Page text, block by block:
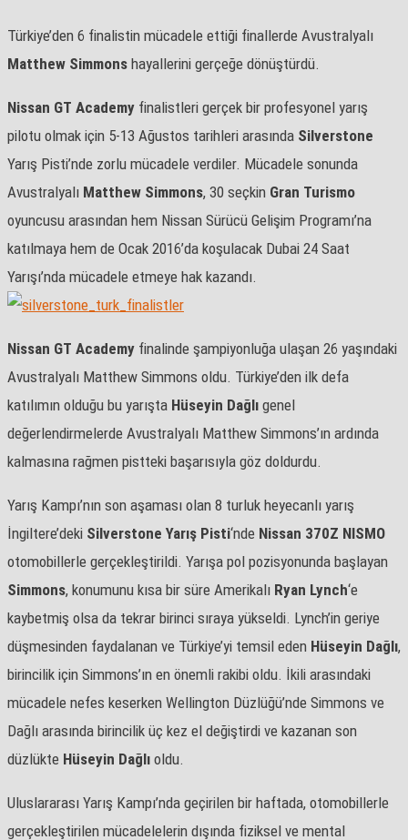
Türkiye’den 6 finalistin mücadele ettiği finallerde Avustralyalı
Matthew Simmons hayallerini gerçeğe dönüştürdü.
Nissan GT Academy finalistleri gerçek bir profesyonel yarış
pilotu olmak için 5-13 Ağustos tarihleri arasında Silverstone
Yarış Pisti’nde zorlu mücadele verdiler. Mücadele sonunda
Avustralyalı Matthew Simmons, 30 seçkin Gran Turismo
oyuncusu arasından hem Nissan Sürücü Gelişim Programı’na
katılmaya hem de Ocak 2016’da koşulacak Dubai 24 Saat
Yarışı’nda mücadele etmeye hak kazandı.
Nissan GT Academy finalinde şampiyonluğa ulaşan 26 yaşındaki
Avustralyalı Matthew Simmons oldu. Türkiye’den ilk defa
katılımın olduğu bu yarışta Hüseyin Dağlı genel
değerlendirmelerde Avustralyalı Matthew Simmons’ın ardında
kalmasına rağmen pistteki başarısıyla göz doldurdu.
Yarış Kampı’nın son aşaması olan 8 turluk heyecanlı yarış
İngiltere’deki Silverstone Yarış Pisti‘nde Nissan 370Z NISMO
otomobillerle gerçekleştirildi. Yarışa pol pozisyonunda başlayan
Simmons, konumunu kısa bir süre Amerikalı Ryan Lynch‘e
kaybetmiş olsa da tekrar birinci sıraya yükseldi. Lynch’in geriye
düşmesinden faydalanan ve Türkiye’yi temsil eden Hüseyin Dağlı,
birincilik için Simmons’ın en önemli rakibi oldu. İkili arasındaki
mücadele nefes keserken Wellington Düzlüğü’nde Simmons ve
Dağlı arasında birincilik üç kez el değiştirdi ve kazanan son
düzlükte Hüseyin Dağlı oldu.
Uluslararası Yarış Kampı’nda geçirilen bir haftada, otomobillerle
gerçekleştirilen mücadelelerin dışında fiziksel ve mental